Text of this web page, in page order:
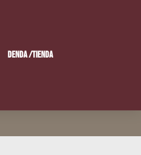
Den­da /​Tien­da